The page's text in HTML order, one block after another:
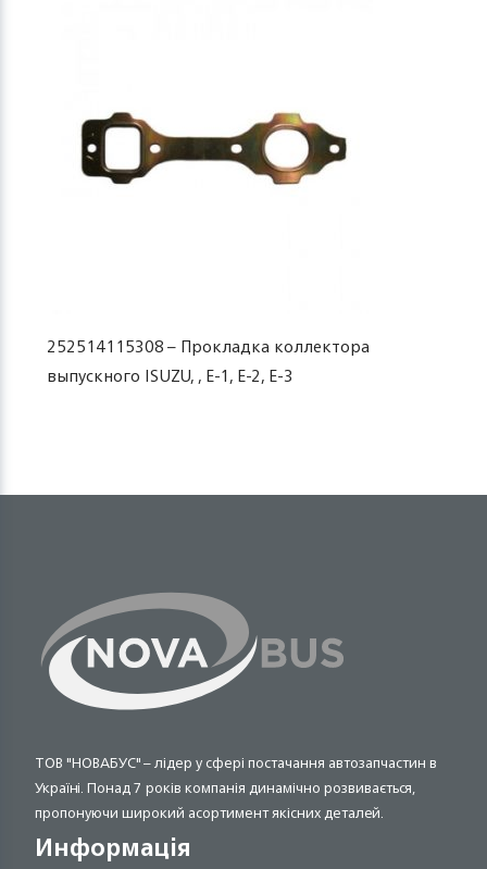
252514115308 – Прокладка коллектора
выпускного ISUZU, , Е-1, Е-2, Е-3
ТОВ "НОВАБУС" – лідер у сфері постачання автозапчастин в
Україні. Понад 7 років компанія динамічно розвивається,
пропонуючи широкий асортимент якісних деталей.
Информація